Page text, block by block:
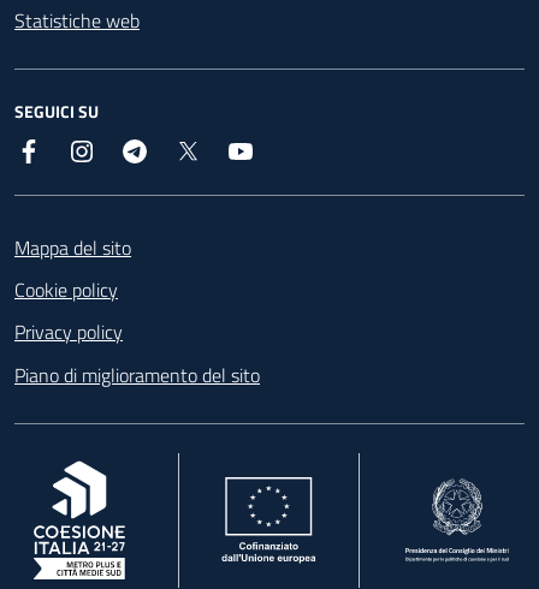
Statistiche web
SEGUICI SU
Facebook InstagramTelegram
Mappa del sito
Cookie policy
Privacy policy
Piano di miglioramento del sito
, apre in una nuova scheda